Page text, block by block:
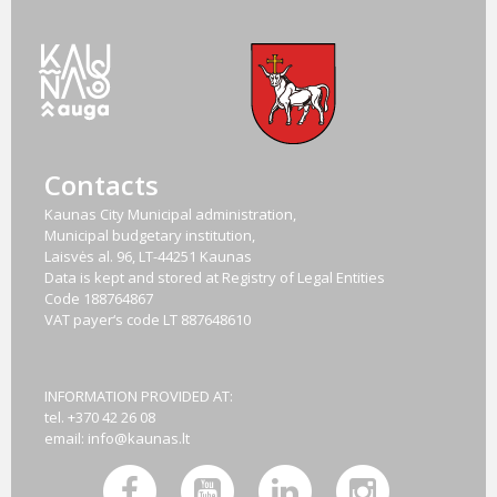
Contacts
Kaunas City Municipal administration,
Municipal budgetary institution,
Laisvės al. 96, LT-44251 Kaunas
Data is kept and stored at Registry of Legal Entities
Code 188764867
VAT payer‘s code LT 887648610
INFORMATION PROVIDED AT:
tel. +370 42 26 08
email: info@kaunas.lt